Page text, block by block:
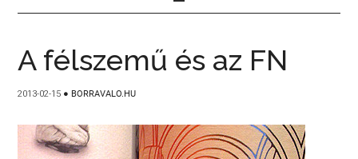
A félszemű és az FN
2013-02-15 ● BORRAVALO.HU